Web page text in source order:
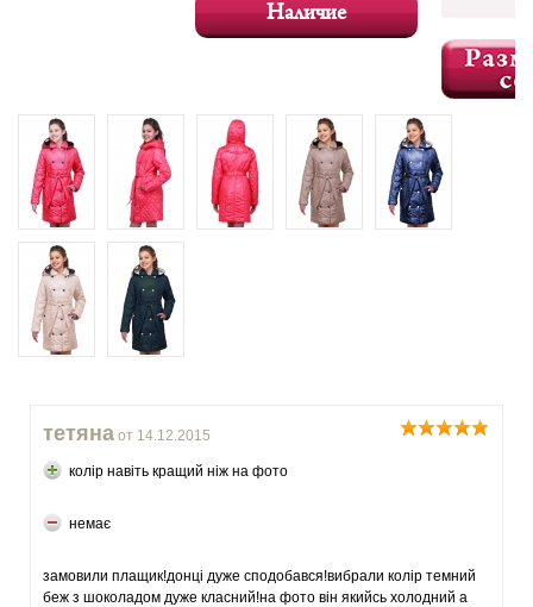
Наличие
тетяна от 14.12.2015
колір навіть кращий ніж на фото
немає
замовили плащик!донці дуже сподобався!вибрали колір темний
беж з шоколадом дуже класний!на фото він якийсь холодний а